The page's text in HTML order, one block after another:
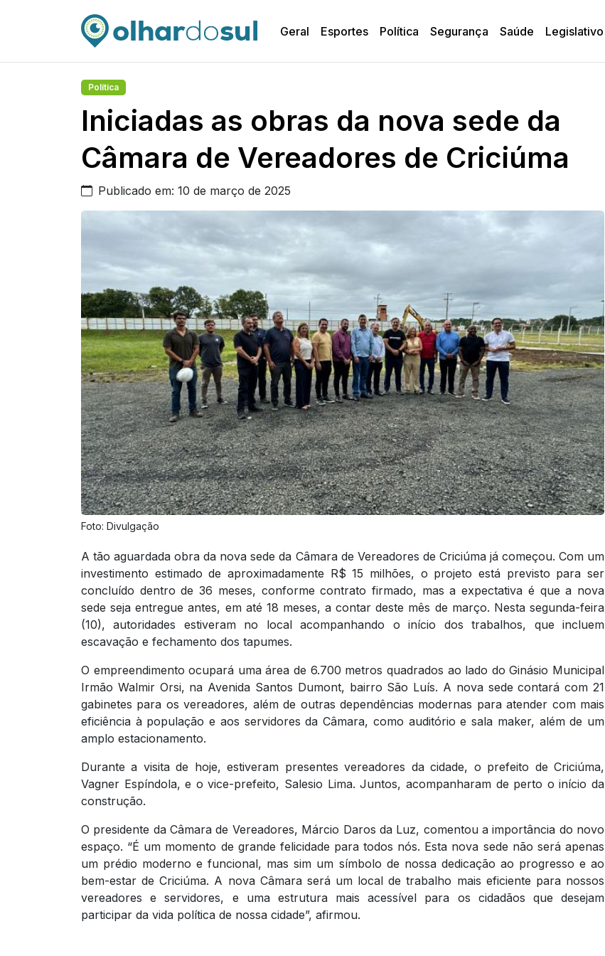
Geral Esportes Política Segurança Saúde Legislativo
Política
Iniciadas as obras da nova sede da
Câmara de Vereadores de Criciúma
Publicado em: 10 de março de 2025
Foto: Divulgação
A tão aguardada obra da nova sede da Câmara de Vereadores de Criciúma já começou. Com um
investimento estimado de aproximadamente R$ 15 milhões, o projeto está previsto para ser
concluído dentro de 36 meses, conforme contrato firmado, mas a expectativa é que a nova
sede seja entregue antes, em até 18 meses, a contar deste mês de março. Nesta segunda-feira
(10), autoridades estiveram no local acompanhando o início dos trabalhos, que incluem
escavação e fechamento dos tapumes.
O empreendimento ocupará uma área de 6.700 metros quadrados ao lado do Ginásio Municipal
Irmão Walmir Orsi, na Avenida Santos Dumont, bairro São Luís. A nova sede contará com 21
gabinetes para os vereadores, além de outras dependências modernas para atender com mais
eficiência à população e aos servidores da Câmara, como auditório e sala maker, além de um
amplo estacionamento.
Durante a visita de hoje, estiveram presentes vereadores da cidade, o prefeito de Criciúma,
Vagner Espíndola, e o vice-prefeito, Salesio Lima. Juntos, acompanharam de perto o início da
construção.
O presidente da Câmara de Vereadores, Márcio Daros da Luz, comentou a importância do novo
espaço. “É um momento de grande felicidade para todos nós. Esta nova sede não será apenas
um prédio moderno e funcional, mas sim um símbolo de nossa dedicação ao progresso e ao
bem-estar de Criciúma. A nova Câmara será um local de trabalho mais eficiente para nossos
vereadores e servidores, e uma estrutura mais acessível para os cidadãos que desejam
participar da vida política de nossa cidade”, afirmou.